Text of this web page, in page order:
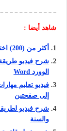
شاهد أيضا :
أكثر من (200) اختصار في الإكسيل Excel للويندوز والماك
شرح فيديو
الوورد Word
إلى صفحتين
والسنة